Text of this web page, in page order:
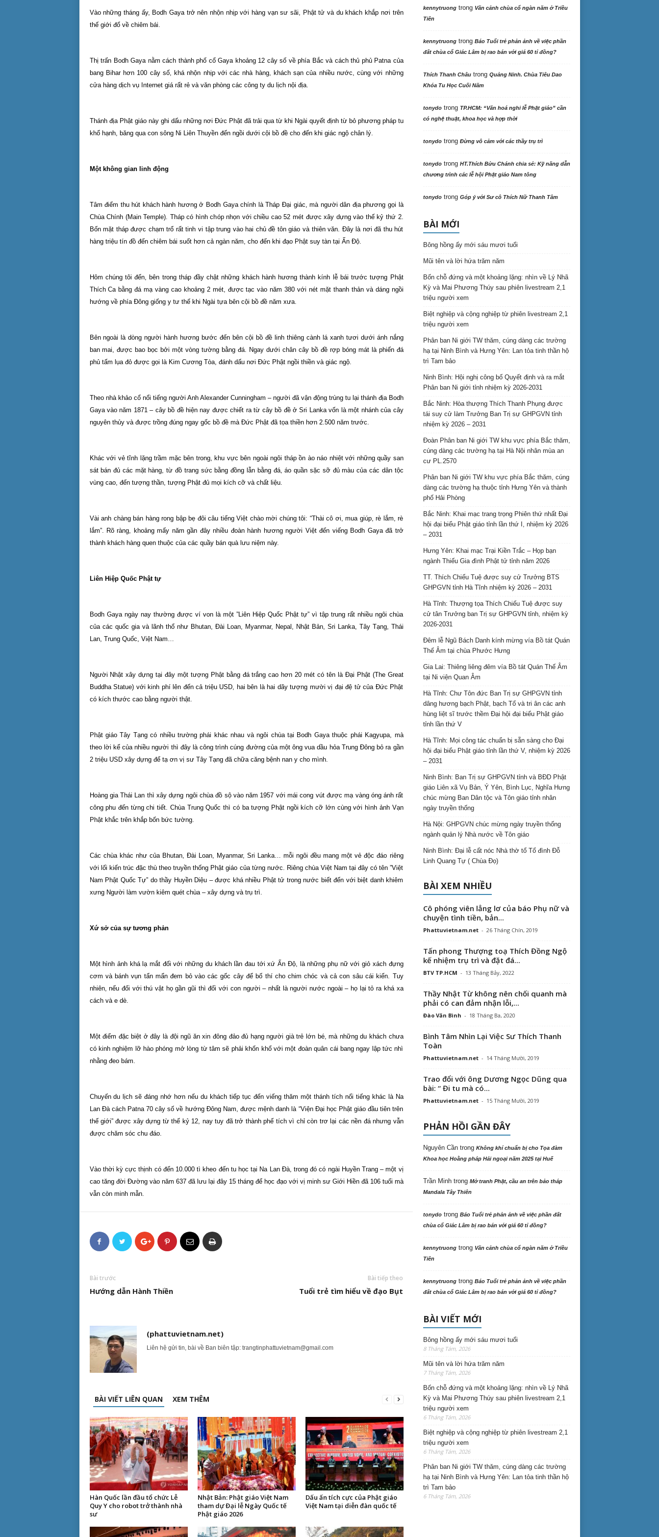
Vào những tháng ấy, Bodh Gaya trở nên nhộn nhịp với hàng vạn sư sãi, Phật tử và du khách khắp nơi trên
thế giới đổ về chiêm bái.
Thị trấn Bodh Gaya nằm cách thành phố cổ Gaya khoảng 12 cây số về phía Bắc và cách thủ phủ Patna của
bang Bihar hơn 100 cây số, khá nhộn nhịp với các nhà hàng, khách sạn của nhiều nước, cùng với những
cửa hàng dịch vụ Internet giá rất rẻ và văn phòng các công ty du lịch nội địa.
Thánh địa Phật giáo này ghi dấu những nơi Đức Phật đã trải qua từ khi Ngài quyết định từ bỏ phương pháp tu
khổ hạnh, băng qua con sông Ni Liên Thuyền đến ngồi dưới cội bồ đề cho đến khi giác ngộ chân lý.
Một không gian linh động
Tâm điểm thu hút khách hành hương ở Bodh Gaya chính là Tháp Đại giác, mà người dân địa phương gọi là
Chùa Chính (Main Temple). Tháp có hình chóp nhọn với chiều cao 52 mét được xây dựng vào thế kỷ thứ 2.
Bốn mặt tháp được chạm trổ rất tinh vi tập trung vào hai chủ đề tôn giáo và thiên văn. Đây là nơi đã thu hút
hàng triệu tín đồ đến chiêm bái suốt hơn cả ngàn năm, cho đến khi đạo Phật suy tàn tại Ấn Độ.
Hôm chúng tôi đến, bên trong tháp đầy chật những khách hành hương thành kính lễ bái trước tượng Phật
Thích Ca bằng đá mạ vàng cao khoảng 2 mét, được tạc vào năm 380 với nét mặt thanh thản và dáng ngồi
hướng về phía Đông giống y tư thế khi Ngài tựa bên cội bồ đề năm xưa.
Bên ngoài là dòng người hành hương bước đến bên cội bồ đề linh thiêng cành lá xanh tươi dưới ánh nắng
ban mai, được bao bọc bởi một vòng tường bằng đá. Ngay dưới chân cây bồ đề rợp bóng mát là phiến đá
phủ tấm lụa đỏ được gọi là Kim Cương Tòa, đánh dấu nơi Đức Phật ngồi thiền và giác ngộ.
Theo nhà khảo cổ nổi tiếng người Anh Alexander Cunningham – người đã vận động trùng tu lại thánh địa Bodh
Gaya vào năm 1871 – cây bồ đề hiện nay được chiết ra từ cây bồ đề ở Sri Lanka vốn là một nhánh của cây
nguyên thủy và được trồng đúng ngay gốc bồ đề mà Đức Phật đã tọa thiền hơn 2.500 năm trước.
Khác với vẻ tĩnh lặng trầm mặc bên trong, khu vực bên ngoài ngôi tháp ồn ào náo nhiệt với những quầy san
sát bán đủ các mặt hàng, từ đồ trang sức bằng đồng lẫn bằng đá, áo quần sặc sỡ đủ màu của các dân tộc
vùng cao, đến tượng thần, tượng Phật đủ mọi kích cỡ và chất liệu.
Vài anh chàng bán hàng rong bập bẹ đôi câu tiếng Việt chào mời chúng tôi: “Thài cô ơi, mua giúp, rè lắm, rè
lắm”. Rõ ràng, khoảng mấy năm gần đây nhiều đoàn hành hương người Việt đến viếng Bodh Gaya đã trở
thành khách hàng quen thuộc của các quầy bán quà lưu niệm này.
Liên Hiệp Quốc Phật tự
Bodh Gaya ngày nay thường được ví von là một ”Liên Hiệp Quốc Phật tự” vì tập trung rất nhiều ngôi chùa
của các quốc gia và lãnh thổ như Bhutan, Đài Loan, Myanmar, Nepal, Nhật Bản, Sri Lanka, Tây Tạng, Thái
Lan, Trung Quốc, Việt Nam…
Người Nhật xây dựng tại đây một tượng Phật bằng đá trắng cao hơn 20 mét có tên là Đại Phật (The Great
Buddha Statue) với kinh phí lên đến cả triệu USD, hai bên là hai dãy tượng mười vị đại đệ tử của Đức Phật
có kích thước cao bằng người thật.
Phật giáo Tây Tạng có nhiều trường phái khác nhau và ngôi chùa tại Bodh Gaya thuộc phái Kagyupa, mà
theo lời kể của nhiều người thì đây là công trình cúng đường của một ông vua dầu hỏa Trung Đông bỏ ra gần
2 triệu USD xây dựng để tạ ơn vị sư Tây Tạng đã chữa căng bệnh nan y cho mình.
Hoàng gia Thái Lan thì xây dựng ngôi chùa đồ sộ vào năm 1957 với mái cong vút được mạ vàng óng ánh rất
công phu đến từng chi tiết. Chùa Trung Quốc thì có ba tượng Phật ngồi kích cỡ lớn cùng với hình ảnh Vạn
Phật khắc trên khắp bốn bức tường.
Các chùa khác như của Bhutan, Đài Loan, Myanmar, Sri Lanka… mỗi ngôi đều mang một vẻ độc đáo riêng
với lối kiến trúc đặc thù theo truyền thống Phật giáo của từng nước. Riêng chùa Việt Nam tại đây có tên ”Việt
Nam Phật Quốc Tự” do thầy Huyền Diệu – được khá nhiều Phật tử trong nước biết đến với biệt danh khiêm
xưng Người làm vườn kiêm quét chùa – xây dựng và trụ trì.
Xứ sở của sự tương phản
Một hình ảnh khá lạ mắt đối với những du khách lần đau tới xứ Ấn Độ, là những phụ nữ với giỏ xách đựng
cơm và bánh vụn tẩn mẩn đem bỏ vào các gốc cây để bố thí cho chim chóc và cả con sâu cái kiến. Tuy
nhiên, nếu đối với thú vật họ gần gũi thì đối với con người – nhất là người nước ngoài – họ lại tỏ ra khá xa
cách và e dè.
Một điểm đặc biệt ở đây là đội ngũ ăn xin đông đảo đủ hạng người già trẻ lớn bé, mà những du khách chưa
có kinh nghiệm lỡ hào phóng mở lòng từ tâm sẽ phải khốn khổ với một đoàn quân cái bang ngay lập tức nhì
nhằng đeo bám.
Chuyến du lịch sẽ đáng nhớ hơn nếu du khách tiếp tục đến viếng thăm một thánh tích nổi tiếng khác là Na
Lan Đà cách Patna 70 cây số về hướng Đông Nam, được mệnh danh là “Viện Đại học Phật giáo đầu tiên trên
thế giới” được xây dựng từ thế kỷ 12, nay tuy đã trở thành phế tích vì chỉ còn trơ lại các nền đá nhưng vẫn
được chăm sóc chu đáo.
Vào thời kỳ cực thịnh có đến 10.000 tì kheo đến tu học tại Na Lan Đà, trong đó có ngài Huyền Trang – một vị
cao tăng đời Đường vào năm 637 đã lưu lại đây 15 tháng để học đạo với vị minh sư Giới Hiền đã 106 tuổi mà
vẫn còn minh mẫn.
Bài trước
Hướng dẫn Hành Thiền
Bài tiếp theo
Tuổi trẻ tìm hiểu về đạo Bụt
(phattuvietnam.net)
Liên hệ gửi tin, bài về Ban biên tập: trangtinphattuvietnam@gmail.com
BÀI VIẾT LIÊN QUAN XEM THÊM
Hàn Quốc lần đầu tổ chức Lễ
Quy Y cho robot trở thành nhà
sư
Nhật Bản: Phật giáo Việt Nam
tham dự Đại lễ Ngày Quốc tế
Phật giáo 2026
Dấu ấn tích cực của Phật giáo
Việt Nam tại diễn đàn quốc tế
kennytruongtrong Vãn cảnh chùa cổ ngàn năm ở Triều
Tiên
kennytruongtrong Báo Tuổi trẻ phản ảnh về việc phần
đất chùa cổ Giác Lâm bị rao bán với giá 60 tỉ đồng?
Thích Thanh Châutrong Quảng Ninh. Chùa Tiêu Dao
Khóa Tu Học Cuối Năm
tonydotrong TP.HCM: “Văn hoá nghi lễ Phật giáo” cần
có nghệ thuật, khoa học và hợp thời
tonydotrong Đừng vô cảm với các thầy trụ trì
tonydotrong HT.Thích Bửu Chánh chia sẻ: Kỹ năng dẫn
chương trình các lễ hội Phật giáo Nam tông
tonydotrong Góp ý với Sư cô Thích Nữ Thanh Tâm
BÀI MỚI
Bông hồng ấy mới sáu mươi tuổi
Mũi tên và lời hứa trăm năm
Bốn chỗ đứng và một khoảng lặng: nhìn về Lý Nhã
Kỳ và Mai Phương Thúy sau phiên livestream 2,1
triệu người xem
Biệt nghiệp và cộng nghiệp từ phiên livestream 2,1
triệu người xem
Phân ban Ni giới TW thăm, cúng dàng các trường
hạ tại Ninh Bình và Hưng Yên: Lan tỏa tinh thần hộ
trì Tam bảo
Ninh Bình: Hội nghị công bố Quyết định và ra mắt
Phân ban Ni giới tỉnh nhiệm kỳ 2026-2031
Bắc Ninh: Hòa thượng Thích Thanh Phụng được
tái suy cử làm Trưởng Ban Trị sự GHPGVN tỉnh
nhiệm kỳ 2026 – 2031
Đoàn Phân ban Ni giới TW khu vực phía Bắc thăm,
cúng dàng các trường hạ tại Hà Nội nhân mùa an
cư PL.2570
Phân ban Ni giới TW khu vực phía Bắc thăm, cúng
dàng các trường hạ thuộc tỉnh Hưng Yên và thành
phố Hải Phòng
Bắc Ninh: Khai mạc trang trọng Phiên thứ nhất Đại
hội đại biểu Phật giáo tỉnh lần thứ I, nhiệm kỳ 2026
– 2031
Hưng Yên: Khai mạc Trại Kiền Trắc – Họp bạn
ngành Thiếu Gia đình Phật tử tỉnh năm 2026
TT. Thích Chiếu Tuệ được suy cử Trưởng BTS
GHPGVN tỉnh Hà Tĩnh nhiệm kỳ 2026 – 2031
Hà Tĩnh: Thượng tọa Thích Chiếu Tuệ được suy
cử tân Trưởng ban Trị sự GHPGVN tỉnh, nhiệm kỳ
2026-2031
Đêm lễ Ngũ Bách Danh kính mừng vía Bồ tát Quán
Thế Âm tại chùa Phước Hưng
Gia Lai: Thiêng liêng đêm vía Bồ tát Quán Thế Âm
tại Ni viện Quan Âm
Hà Tĩnh: Chư Tôn đức Ban Trị sự GHPGVN tỉnh
dâng hương bạch Phật, bạch Tổ và tri ân các anh
hùng liệt sĩ trước thềm Đại hội đại biểu Phật giáo
tỉnh lần thứ V
Hà Tĩnh: Mọi công tác chuẩn bị sẵn sàng cho Đại
hội đại biểu Phật giáo tỉnh lần thứ V, nhiệm kỳ 2026
– 2031
Ninh Bình: Ban Trị sự GHPGVN tỉnh và BĐD Phật
giáo Liên xã Vụ Bản, Ý Yên, Bình Lục, Nghĩa Hưng
chúc mừng Ban Dân tộc và Tôn giáo tỉnh nhân
ngày truyền thống
Hà Nội: GHPGVN chúc mừng ngày truyền thống
ngành quản lý Nhà nước về Tôn giáo
Ninh Bình: Đại lễ cất nóc Nhà thờ tổ Tổ đình Đỗ
Linh Quang Tự ( Chùa Đọ)
BÀI XEM NHIỀU
Cô phóng viên lẳng lơ của báo Phụ nữ và
chuyện tình tiền, bản...
Phattuvietnam.net - 26 Tháng Chín, 2019
Tấn phong Thượng toạ Thích Đồng Ngộ
kế nhiệm trụ trì và đặt đá...
BTV TP.HCM - 13 Tháng Bảy, 2022
Thầy Nhật Từ không nên chối quanh mà
phải có can đảm nhận lỗi,...
Đào Văn Bình - 18 Tháng Ba, 2020
Bình Tâm Nhìn Lại Việc Sư Thích Thanh
Toàn
Phattuvietnam.net - 14 Tháng Mười, 2019
Trao đổi với ông Dương Ngọc Dũng qua
bài: “ Đi tu mà có...
Phattuvietnam.net - 15 Tháng Mười, 2019
PHẢN HỒI GẦN ĐÂY
Nguyên Cầntrong Không khí chuẩn bị cho Tọa đàm
Khoa học Hoằng pháp Hải ngoại năm 2025 tại Huế
Trần Minhtrong Mở tranh Phật, cầu an trên bảo tháp
Mandala Tây Thiên
tonydotrong Báo Tuổi trẻ phản ảnh về việc phần đất
chùa cổ Giác Lâm bị rao bán với giá 60 tỉ đồng?
kennytruongtrong Vãn cảnh chùa cổ ngàn năm ở Triều
Tiên
kennytruongtrong Báo Tuổi trẻ phản ảnh về việc phần
đất chùa cổ Giác Lâm bị rao bán với giá 60 tỉ đồng?
BÀI VIẾT MỚI
Bông hồng ấy mới sáu mươi tuổi
8 Tháng Tám, 2026
Mũi tên và lời hứa trăm năm
7 Tháng Tám, 2026
Bốn chỗ đứng và một khoảng lặng: nhìn về Lý Nhã
Kỳ và Mai Phương Thúy sau phiên livestream 2,1
triệu người xem
6 Tháng Tám, 2026
Biệt nghiệp và cộng nghiệp từ phiên livestream 2,1
triệu người xem
6 Tháng Tám, 2026
Phân ban Ni giới TW thăm, cúng dàng các trường
hạ tại Ninh Bình và Hưng Yên: Lan tỏa tinh thần hộ
trì Tam bảo
6 Tháng Tám, 2026